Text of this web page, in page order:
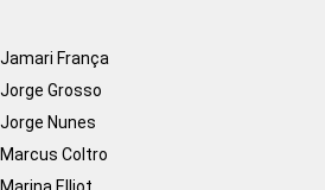
Jamari França
Jorge Grosso
Jorge Nunes
Marcus Coltro